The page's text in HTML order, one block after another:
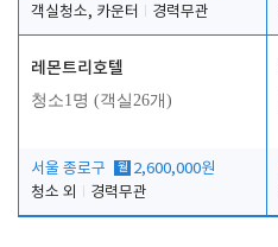
객실청소, 카운터
경력무관
레몬트리호텔
청소1명 (객실26개)
서울 종로구 월 2,600,000원
청소 외
경력무관